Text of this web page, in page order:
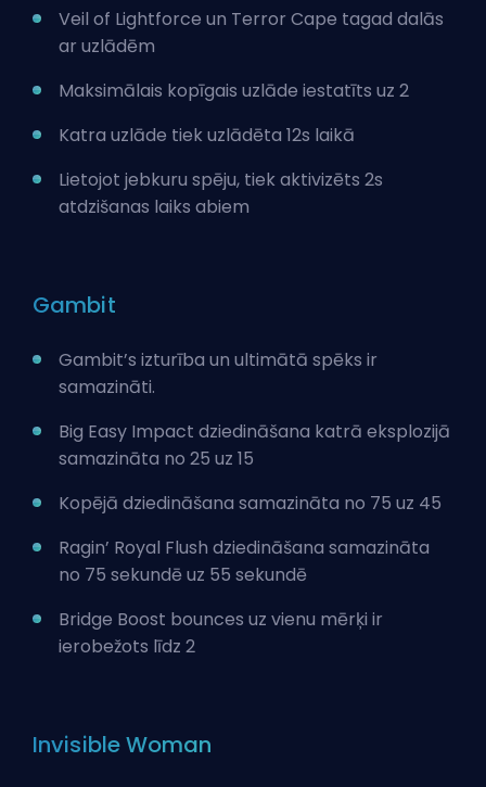
Veil of Lightforce un Terror Cape tagad dalās
ar uzlādēm
Maksimālais kopīgais uzlāde iestatīts uz 2
Katra uzlāde tiek uzlādēta 12s laikā
Lietojot jebkuru spēju, tiek aktivizēts 2s
atdzišanas laiks abiem
Gambit
Gambit’s izturība un ultimātā spēks ir
samazināti.
Big Easy Impact dziedināšana katrā eksplozijā
samazināta no 25 uz 15
Kopējā dziedināšana samazināta no 75 uz 45
Ragin’ Royal Flush dziedināšana samazināta
no 75 sekundē uz 55 sekundē
Bridge Boost bounces uz vienu mērķi ir
ierobežots līdz 2
Invisible Woman